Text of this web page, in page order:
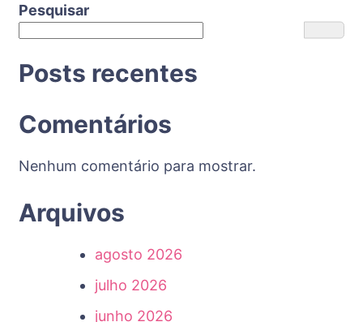
Pesquisar
Posts recentes
Comentários
Nenhum comentário para mostrar.
Arquivos
agosto 2026
julho 2026
junho 2026